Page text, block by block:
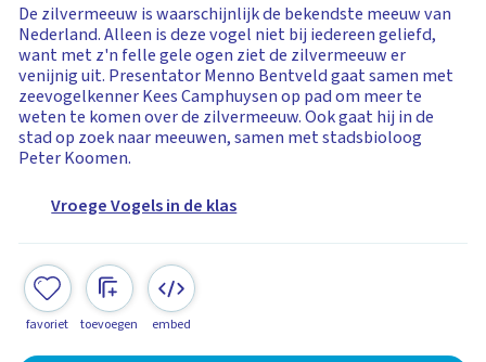
De zilvermeeuw is waarschijnlijk de bekendste meeuw van
Nederland. Alleen is deze vogel niet bij iedereen geliefd,
want met z'n felle gele ogen ziet de zilvermeeuw er
venijnig uit. Presentator Menno Bentveld gaat samen met
zeevogelkenner Kees Camphuysen op pad om meer te
weten te komen over de zilvermeeuw. Ook gaat hij in de
stad op zoek naar meeuwen, samen met stadsbioloog
Peter Koomen.
Vroege Vogels in de klas
favoriet toevoegen embed